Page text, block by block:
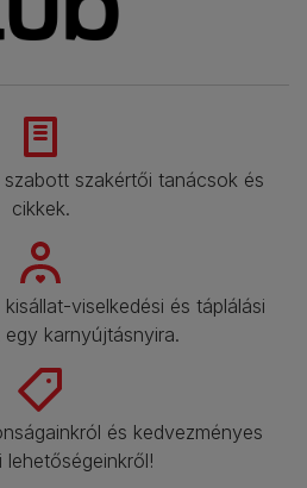
szakértői tanácsok és
cikkek.​
viselkedési és táplálási
egy karnyújtásnyira.​
és kedvezményes
lehetőségeinkről!​